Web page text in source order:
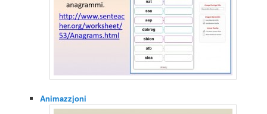
Animazzjoni